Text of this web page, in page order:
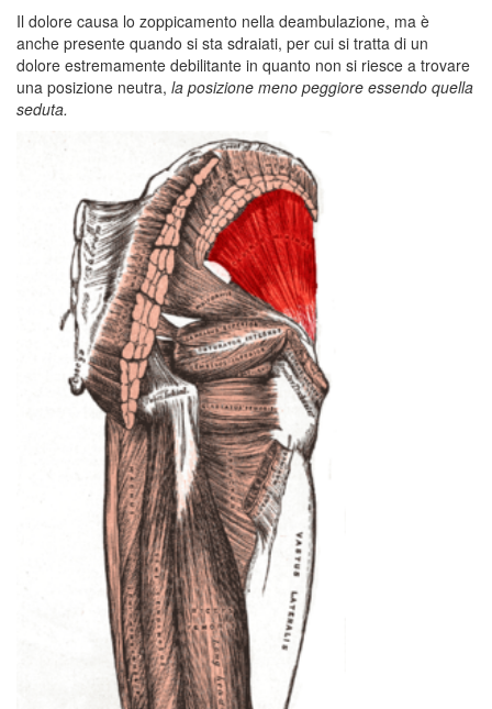
Il dolore causa lo zoppicamento nella deambulazione, ma è
anche presente quando si sta sdraiati, per cui si tratta di un
dolore estremamente debilitante in quanto non si riesce a trovare
una posizione neutra, la posizione meno peggiore essendo quella
seduta.